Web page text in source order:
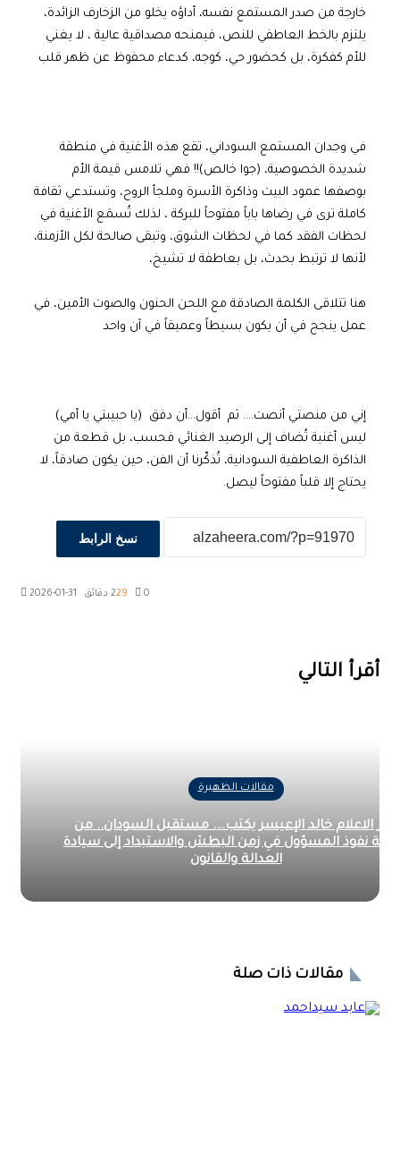
خارجة من صدر المستمع نفسه، أداؤه يخلو من الزخارف الزائدة،
يلتزم بالخط العاطفي للنص، فيمنحه مصداقية عالية ، لا يغني
للأم كفكرة، بل كحضور حي، كوجه، كدعاء محفوظ عن ظهر قلب
في وجدان المستمع السوداني، تقع هذه الأغنية في منطقة
شديدة الخصوصية، (جوا خالص)!! فهي تلامس قيمة الأم
بوصفها عمود البيت وذاكرة الأسرة وملجأ الروح، وتستدعي ثقافة
كاملة ترى في رضاها باباً مفتوحاً للبركة ، لذلك تُسمَع الأغنية في
لحظات الفقد كما في لحظات الشوق، وتبقى صالحة لكل الأزمنة،
لأنها لا ترتبط بحدث، بل بعاطفة لا تشيخ،
هنا تتلاقى الكلمة الصادقة مع اللحن الحنون والصوت الأمين، في
عمل ينجح في أن يكون بسيطاً وعميقاً في آن واحد
إني من منصتي أنصت…. ثم أقول…أن دفق (يا حبيبتي يا أمي)
ليس أغنية تُضاف إلى الرصيد الغنائي فحسب، بل قطعة من
الذاكرة العاطفية السودانية، تُذكّرنا أن الفن، حين يكون صادقاً، لا
يحتاج إلا قلباً مفتوحاً ليصل.
نسخ الرابط
2026-01-31 29
أقرأ التالي
مقالات الظهيرة
الاعلام خالد الإعيسر يكتب…. مستقبل السودان.. من
نفوذ المسؤول في زمن البطش والاستبداد إلى سيادة
العدالة والقانون
مقالات ذات صلة